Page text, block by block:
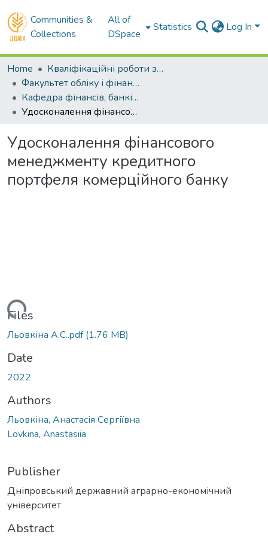
Communities &
Collections
All of
DSpace
Statistics Log In
Home
Кваліфікаційні роботи здобувачів вищої освіти
Факультет обліку і фінансів
Кафедра фінансів, банківської справи та страхування . Магістри
Удосконалення фінансового менеджменту кредитного портфеля комерційного банку
Удосконалення фінансового
менеджменту кредитного
портфеля комерційного банку
Files
Льовкіна А.С..pdf(1.76 MB)
Date
2022
Authors
Льовкіна, Анастасія Сергіївна
Lovkina, Anastasiia
Publisher
Дніпровський державний аграрно-економічний
університет
Abstract